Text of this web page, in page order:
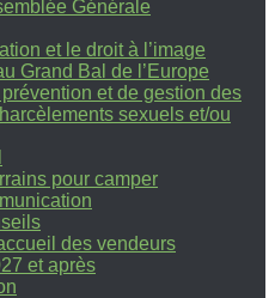
Générale
et le droit à l’image
Grand Bal de l’Europe
et de gestion des
sexuels et/ou
pour camper
des vendeurs
et après